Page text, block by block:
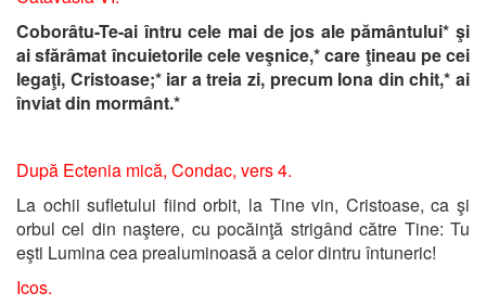
Coborâtu-Te-ai întru cele mai de jos ale pământului* şi
ai sfărâmat încuietorile cele veşnice,* care ţineau pe cei
legaţi, Cristoase;* iar a treia zi, precum Iona din chit,* ai
înviat din mormânt.*
După Ectenia mică, Condac, vers 4.
La ochii sufletului fiind orbit, la Tine vin, Cristoase, ca şi
orbul cel din naştere, cu pocăinţă strigând către Tine: Tu
eşti Lumina cea prealuminoasă a celor dintru întuneric!
Icos.